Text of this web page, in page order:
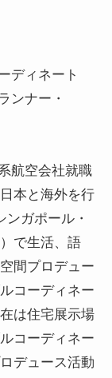
ディネート
ンナー・
航空会社就職
本と海外を行
ガポール・
で生活、語
間プロデュー
コーディネー
は住宅展示場
コーディネー
デュース活動